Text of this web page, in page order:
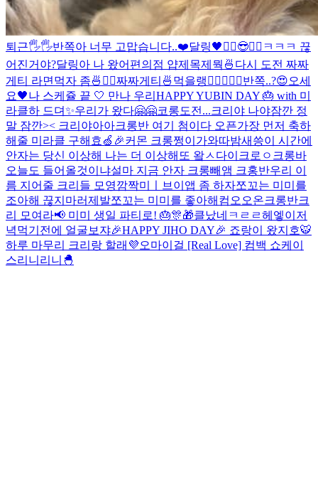
퇴근🖐🖐반쪽아 너무 고맙습니다..❤️달링🖤 ✌🏻😎✌🏻 ㅋㅋㅋ 끊
어진거야?달링아 나 왔어 편의점 얍제목제뭑 🍜 다시 도전 짜짜
게티 라면먹자 좀🍜✌🏻짜짜게티🍜먹을랭 ✌🏻 🖤🍒 🖤반쪽..?😍오세
요🖤나 스케쥴 끝 🤍 만나 우리 HAPPY YUBIN DAY 🎂 with 미
라클하 드뎌✨우리가 왔다🤗🤗코롱도전...크리야 나야잠깐 정
말 잠깐>< 크리야아아크롱반 여기 첨이다 오픈가장 먼저 축하
해줄 미라클 구해효🍏🎉커몬 크롱쩡이가와따밤새씅이 시간에
안자는 당신 이상해 나는 더 이상해 또 왘ㅅ다이크로ㅇ 크롱바
오늘도 들어올것이냐설마 지금 안자 크롱빼앰 크홍반우리 이
름 지어줄 크리들 모영깜짝미ㅣ 브이앱 좀 하자쪼꼬는 미미를
조아해 끊지마러제발쪼꼬는 미미를 좋아해 컴오오온크롱반크
리 모여라📢 미미 생일 파티로! 🎂🎊🎁클났네 ㅋㄹㄹ헤엫이 저
녁먹기전에 얼굴보쟈🎉HAPPY JIHO DAY🎉 죠랑이 왔지호🐯
하루 마무리 크리랑 할래💜오마이걸 [Real Love] 컴백 쇼케이
스리니리니🐣